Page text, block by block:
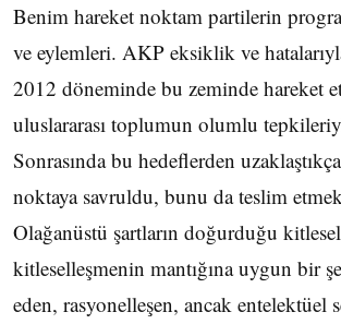
Benim hareket noktam partilerin
ve eylemleri. AKP eksiklik ve
2012 döneminde bu zeminde hareket
uluslararası toplumun olumlu
Sonrasında bu hedeflerden
noktaya savruldu, bunu da teslim
Olağanüstü şartların doğurduğu
kitleselleşmenin mantığına uygun bir
eden, rasyonelleşen, ancak entelektüel